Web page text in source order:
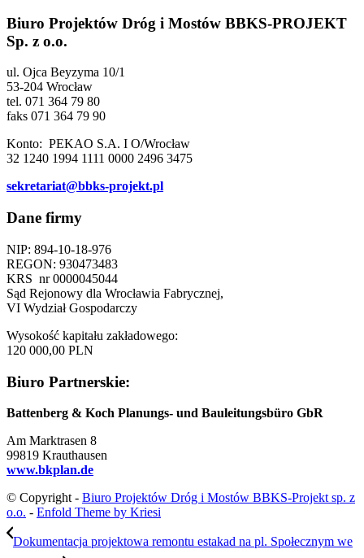
Biuro Projektów Dróg i Mostów BBKS-PROJEKT
Sp. z o.o.
ul. Ojca Beyzyma 10/1
53-204 Wrocław
tel. 071 364 79 80
faks 071 364 79 90
Konto: PEKAO S.A. I O/Wrocław
32 1240 1994 1111 0000 2496 3475
sekretariat@bbks-projekt.pl
Dane firmy
NIP: 894-10-18-976
REGON: 930473483
KRS nr 0000045044
Sąd Rejonowy dla Wrocławia Fabrycznej,
VI Wydział Gospodarczy
Wysokość kapitału zakładowego:
120 000,00 PLN
Biuro Partnerskie:
Battenberg & Koch Planungs- und Bauleitungsbüro GbR
Am Marktrasen 8
99819 Krauthausen
www.bkplan.de
© Copyright - Biuro Projektów Dróg i Mostów BBKS-Projekt sp. z
o.o. - Enfold Theme by Kriesi
Dokumentacja projektowa remontu estakad na pl. Społecznym we